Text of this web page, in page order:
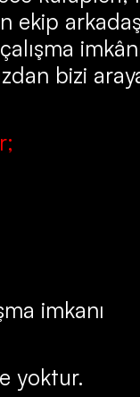
ekip
bizi
imkanı
yoktur.